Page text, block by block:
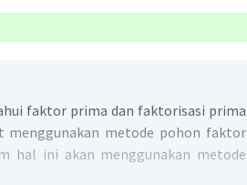
faktor prima dan faktorisasi prima
menggunakan metode pohon faktor
hal ini akan menggunakan metode